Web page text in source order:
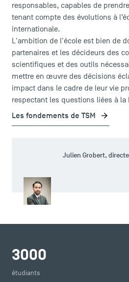
Actualités
Agenda
Recrutement
Presse
FAQ
Contact
responsables, capables de
tenant compte des évolutions à
internationale.
L'ambition de l'école est bien de
partenaires et les décideurs des
scientifiques et des outils
mettre en œuvre des décisions
impact dans le cadre de leur vie
respectant les questions liées à la
Les fondements de TSM
Julien Grobert,
3000
étudiants